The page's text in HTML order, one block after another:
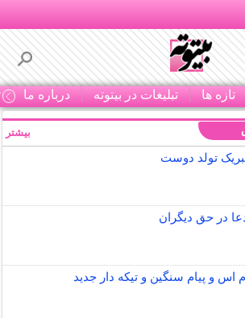
تازه ها تبلیغات در بیتوته درباره ما
تولد دوست
در حق دیگران
اس و پیام سنگین و تیکه دار جدید
بیشتر